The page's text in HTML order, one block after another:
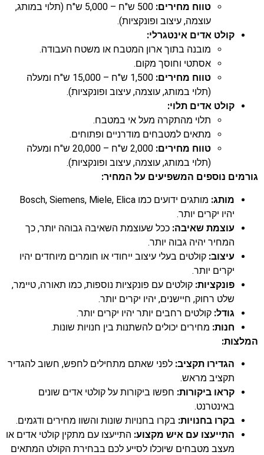
טווח מחירים:
500 ש"ח – 5,000 ש"ח (תלוי במותג,
עוצמה, עיצוב ופונקציות).
קולט אדים אינטגרלי:
מובנה בתוך ארון המטבח או משטח העבודה.
אסתטי וחוסך מקום.
טווח מחירים:
1,500 ש"ח – 15,000 ש"ח ומעלה
(תלוי במותג, עוצמה, עיצוב ופונקציות).
קולט אדים תלוי:
תלוי מהתקרה מעל אי במטבח.
מתאים למטבחים מודרניים ופתוחים.
טווח מחירים:
2,000 ש"ח – 20,000 ש"ח ומעלה
(תלוי במותג, עוצמה, עיצוב ופונקציות).
גורמים נוספים המשפיעים על המחיר:
מותג:
מותגים ידועים כמו Bosch, Siemens, Miele, Elica
יהיו יקרים יותר.
עוצמת שאיבה: ככל שעוצמת השאיבה גבוהה יותר, כך
המחיר יהיה גבוה יותר.
עיצוב: קולטים בעלי עיצוב ייחודי או חומרים מיוחדים יהיו
יקרים יותר.
פונקציות: קולטים עם פונקציות נוספות, כמו תאורה, טיימר,
שלט רחוק, חיישנים, יהיו יקרים יותר.
גודל: קולטים רחבים יותר יהיו יקרים יותר.
חנות: מחירים יכולים להשתנות בין חנויות שונות.
המלצות:
הגדירו תקציב: לפני שאתם מתחילים לחפש, חשוב להגדיר
תקציב מראש.
קראו ביקורות: חפשו ביקורות על קולטי אדים שונים
באינטרנט.
בקרו בחנויות: בקרו בחנויות שונות והשוו מחירים ודגמים.
התייעצו עם איש מקצוע: התייעצו עם מתקין קולטי אדים או
מעצב מטבחים שיוכלו לסייע לכם בבחירת הקולט המתאים